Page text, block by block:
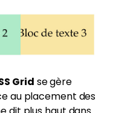
Grid se gère
au placement des